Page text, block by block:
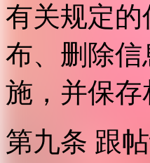
有关规定
布、删除
施，并保存
第九条 跟